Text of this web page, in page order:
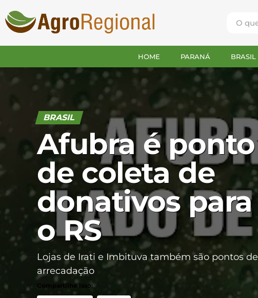
HOME PARANÁ BRASIL
BRASIL
Afubra é ponto
de coleta de
donativos para
o RS
Lojas de Irati e Imbituva também são pontos de
arrecadação
Compartilhe isso: